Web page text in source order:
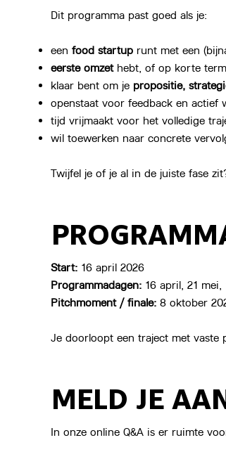
Dit programma past goed als je:
eenfood startup runt met een
eerste omzethebt, of op korte
klaar bent om je propositie,
openstaat voor feedback en actief
tijd vrijmaakt voor het volledige
wil toewerken naar concrete
Twijfel je of je al in de juiste fase
Start: 16 april 2026
Programmadagen: 16 april, 21
Pitchmoment / finale: 8 oktober
Je doorloopt een traject met vaste
MELD JE
In onze online Q&A is er ruimte